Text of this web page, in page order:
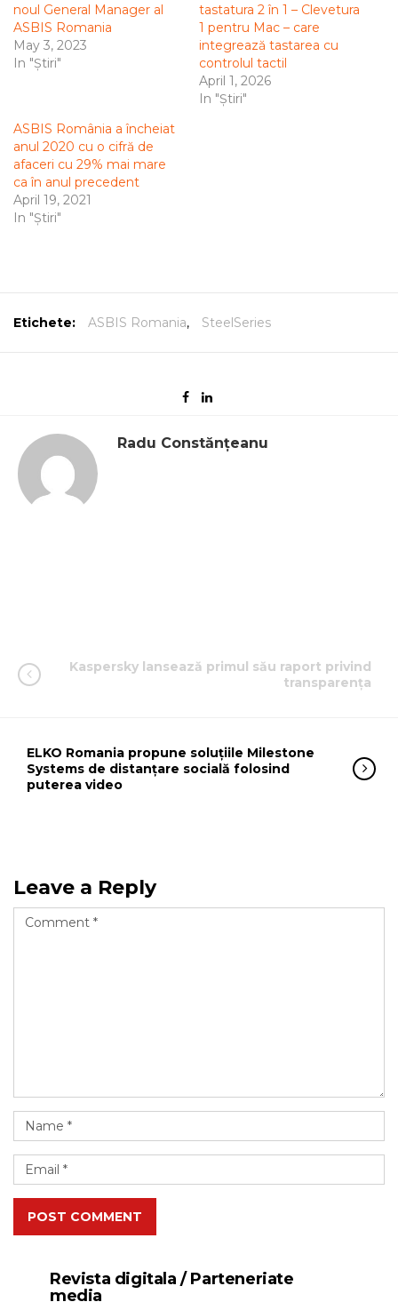
noul General Manager al
ASBIS Romania
May 3, 2023
In "Știri"
tastatura 2 în 1 – Clevetura
1 pentru Mac – care
integrează tastarea cu
controlul tactil
April 1, 2026
In "Știri"
ASBIS România a încheiat
anul 2020 cu o cifră de
afaceri cu 29% mai mare
ca în anul precedent
April 19, 2021
In "Știri"
Etichete: ASBIS Romania, SteelSeries
Radu Constănțeanu
Kaspersky lansează primul său raport privind
transparența
ELKO Romania propune soluțiile Milestone
Systems de distanțare socială folosind
puterea video
Leave a Reply
POST COMMENT
Revista digitala / Parteneriate
media